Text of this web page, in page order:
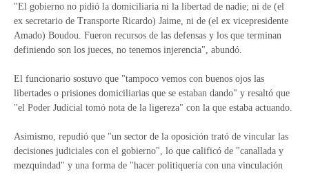
"El gobierno no pidió la domiciliaria ni la libertad de nadie; ni de (el
ex secretario de Transporte Ricardo) Jaime, ni de (el ex vicepresidente
Amado) Boudou. Fueron recursos de las defensas y los que terminan
definiendo son los jueces, no tenemos injerencia", abundó.
El funcionario sostuvo que "tampoco vemos con buenos ojos las
libertades o prisiones domiciliarias que se estaban dando" y resaltó que
"el Poder Judicial tomó nota de la ligereza" con la que estaba actuando.
Asimismo, repudió que "un sector de la oposición trató de vincular las
decisiones judiciales con el gobierno", lo que calificó de "canallada y
mezquindad" y una forma de "hacer politiquería con una vinculación